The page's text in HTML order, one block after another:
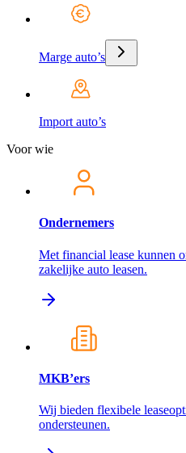
Marge auto’s
Import auto’s
Voor wie
Ondernemers
Met financial lease kunnen
zakelijke auto leasen.
MKB’ers
Wij bieden flexibele
ondersteunen.